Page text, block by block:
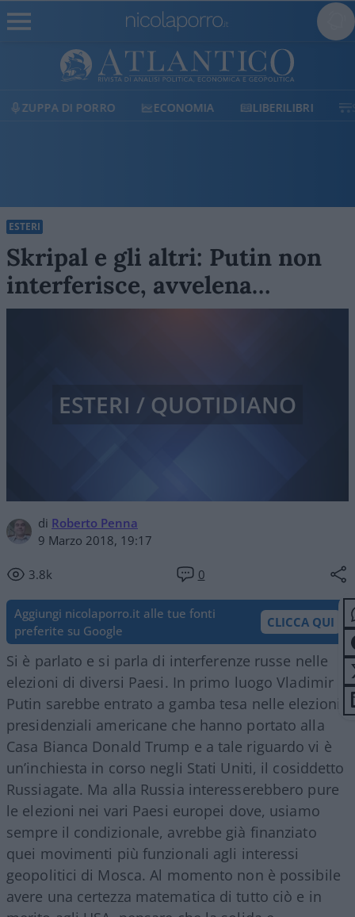
ECONOMIA LIBERILIBRI SHOP SOSTIENICI
ESTERI
Skripal e gli altri: Putin non
interferisce, avvelena…
di Roberto Penna
9 Marzo 2018, 19:17
3.8k 0
ESTERI / QUOTIDIANO
Aggiungi nicolaporro.it alle tue fonti
preferite su Google
CLICCA QUI
Si è parlato e si parla di interferenze russe nelle
elezioni di diversi Paesi. In primo luogo Vladimir
Putin sarebbe entrato a gamba tesa nelle elezioni
presidenziali americane che hanno portato alla
Casa Bianca Donald Trump e a tale riguardo vi è
un’inchiesta in corso negli Stati Uniti, il cosiddetto
Russiagate. Ma alla Russia interesserebbero pure
le elezioni nei vari Paesi europei dove, usiamo
sempre il condizionale, avrebbe già finanziato
quei movimenti più funzionali agli interessi
geopolitici di Mosca. Al momento non è possibile
avere una certezza matematica di tutto ciò e in